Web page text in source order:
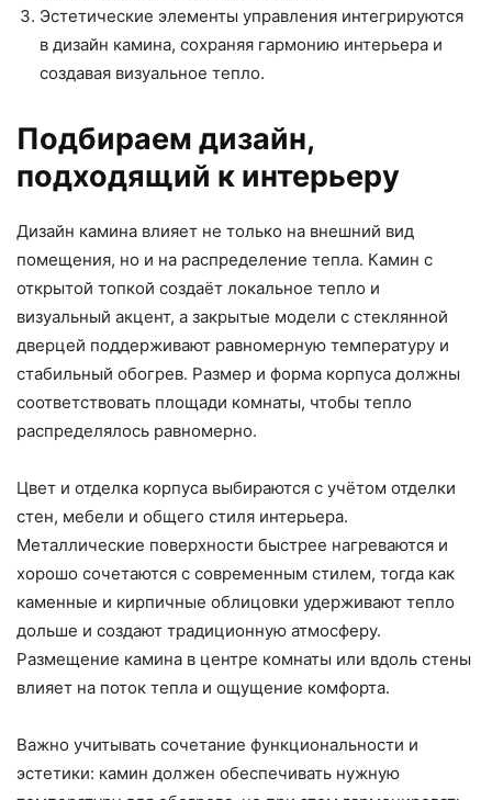
Эстетические элементы управления интегрируются
в дизайн камина, сохраняя гармонию интерьера и
создавая визуальное тепло.
Подбираем дизайн,
подходящий к интерьеру
Дизайн камина влияет не только на внешний вид
помещения, но и на распределение тепла. Камин с
открытой топкой создаёт локальное тепло и
визуальный акцент, а закрытые модели с стеклянной
дверцей поддерживают равномерную температуру и
стабильный обогрев. Размер и форма корпуса должны
соответствовать площади комнаты, чтобы тепло
распределялось равномерно.
Цвет и отделка корпуса выбираются с учётом отделки
стен, мебели и общего стиля интерьера.
Металлические поверхности быстрее нагреваются и
хорошо сочетаются с современным стилем, тогда как
каменные и кирпичные облицовки удерживают тепло
дольше и создают традиционную атмосферу.
Размещение камина в центре комнаты или вдоль стены
влияет на поток тепла и ощущение комфорта.
Важно учитывать сочетание функциональности и
эстетики: камин должен обеспечивать нужную